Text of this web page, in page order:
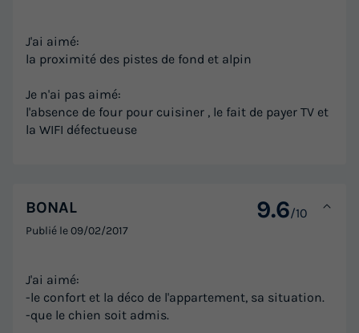
J'ai aimé:
la proximité des pistes de fond et alpin
Je n'ai pas aimé:
l'absence de four pour cuisiner , le fait de payer TV et
la WIFI défectueuse
BONAL 9.6/10
Publié le09/02/2017
J'ai aimé:
-le confort et la déco de l'appartement, sa situation.
-que le chien soit admis.